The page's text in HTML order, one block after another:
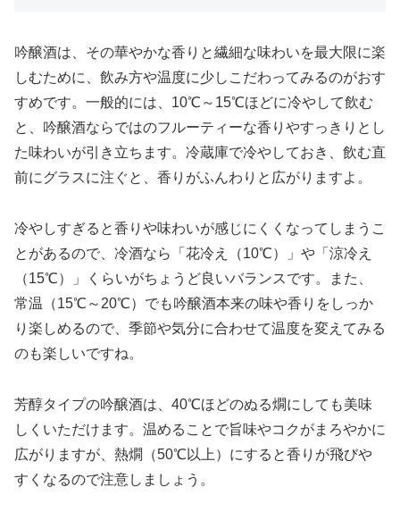
吟醸酒は、その華やかな香りと繊細な味わいを最大限に楽
しむために、飲み方や温度に少しこだわってみるのがおす
すめです。一般的には、10℃～15℃ほどに冷やして飲む
と、吟醸酒ならではのフルーティーな香りやすっきりとし
た味わいが引き立ちます。冷蔵庫で冷やしておき、飲む直
前にグラスに注ぐと、香りがふんわりと広がりますよ。
冷やしすぎると香りや味わいが感じにくくなってしまうこ
とがあるので、冷酒なら「花冷え（10℃）」や「涼冷え
（15℃）」くらいがちょうど良いバランスです。また、
常温（15℃～20℃）でも吟醸酒本来の味や香りをしっか
り楽しめるので、季節や気分に合わせて温度を変えてみる
のも楽しいですね。
芳醇タイプの吟醸酒は、40℃ほどのぬる燗にしても美味
しくいただけます。温めることで旨味やコクがまろやかに
広がりますが、熱燗（50℃以上）にすると香りが飛びや
すくなるので注意しましょう。